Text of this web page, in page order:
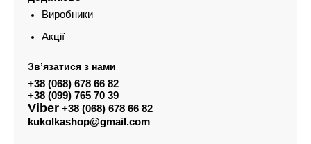
Виробники
Акції
Зв’язатися з нами
+38 (068) 678 66 82
+38 (099) 765 70 39
Viber +38 (068) 678 66 82
kukolkashop@gmail.com